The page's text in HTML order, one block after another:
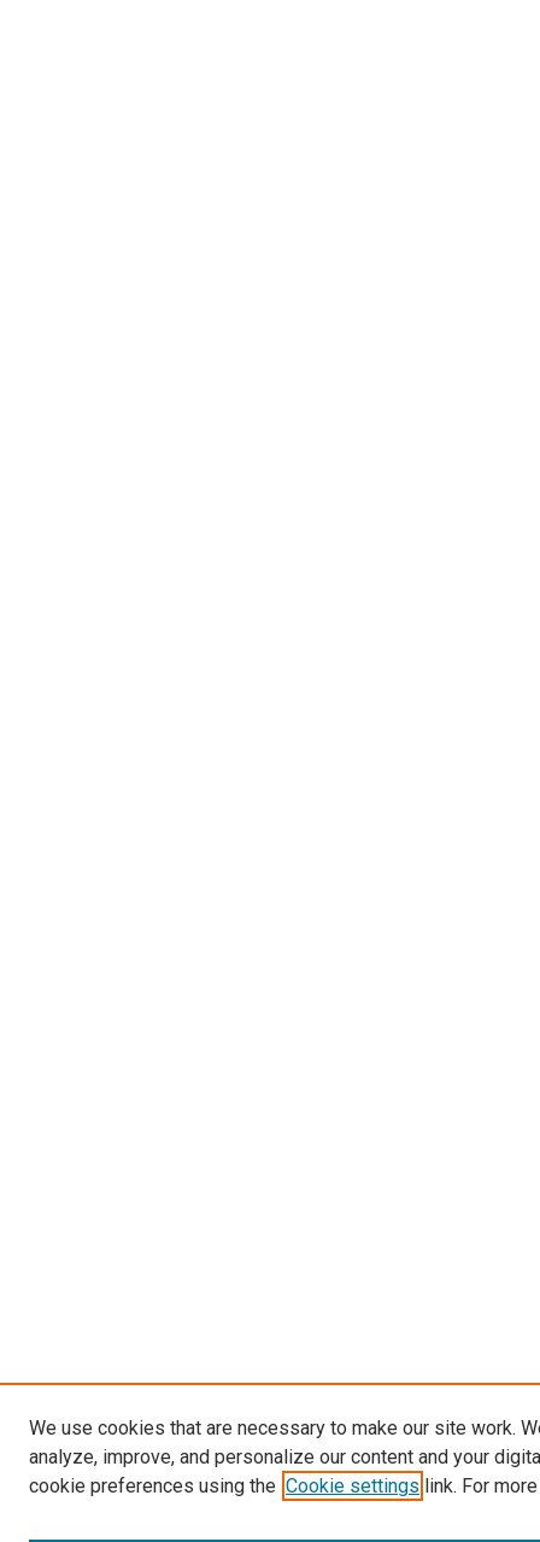
We use cookies that are necessary to make our site work.
analyze, improve, and personalize our content and your
cookie preferences using the Cookie settings link. For